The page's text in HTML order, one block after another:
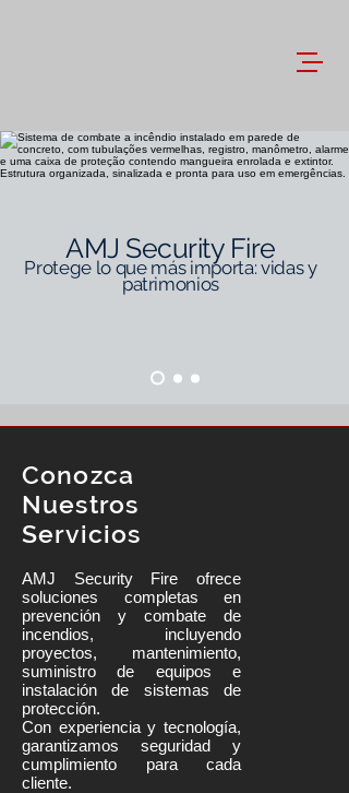
AMJ Security Fire
Protege lo que más importa: vidas y
patrimonios
Conozca
Nuestros
Servicios
AMJ Security Fire ofrece
soluciones completas en
prevención y combate de
incendios, incluyendo
proyectos, mantenimiento,
suministro de equipos e
instalación de sistemas de
protección.
Con experiencia y tecnología,
garantizamos seguridad y
cumplimiento para cada
cliente.